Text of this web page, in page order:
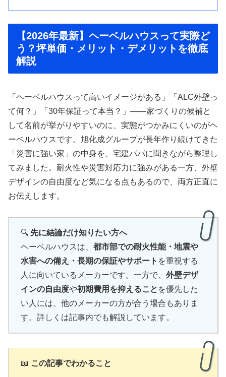
【2026年最新】ヘーベルハウスって実際ど
う？坪単価・メリット・デメリットを徹底
解説
「ヘーベルハウスって高いイメージがある」「ALC外壁っ
て何？」「30年保証って本当？」——家づくりの候補と
して名前が挙がりやすいのに、実態がつかみにくいのがヘ
ーベルハウスです。旭化成グループが長年作り続けてきた
「災害に強い家」の中身を、宅建パパに聞きながら整理し
てみました。耐火性や災害対応力に強みがある一方、外壁
デザインの自由度など気になる点もあるので、両方正直に
お伝えします。
🔍 先に結論だけ知りたい方へ
ヘーベルハウスは、 都市部での耐火性能・地震や
水害への備え・長期の保証やサポート を重視する
人に向いているメーカーです。一方で、 外壁デザ
インの自由度や初期費用を抑えること を優先した
い人には、他のメーカーの方が合う場合もありま
す。詳しくは記事内でも解説しています。
📖 この記事でわかること